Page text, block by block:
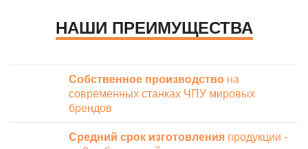
НАШИ ПРЕИМУЩЕСТВА
Собственное производство на
современных станках ЧПУ мировых
брендов
Средний срок изготовления продукции -